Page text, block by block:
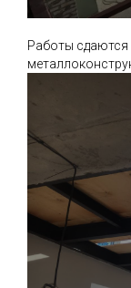
Работы